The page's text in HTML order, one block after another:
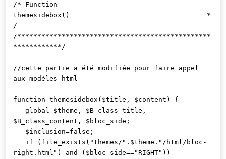
/* Function
themesidebox() *
/
/************************************************
************/
//cette partie a été modifiée pour faire appel
aux modèles html
function themesidebox($title, $content) {
global $theme, $B_class_title,
$B_class_content, $bloc_side;
$inclusion=false;
if (file_exists("themes/".$theme."/html/bloc-
right.html") and ($bloc_side=="RIGHT"))